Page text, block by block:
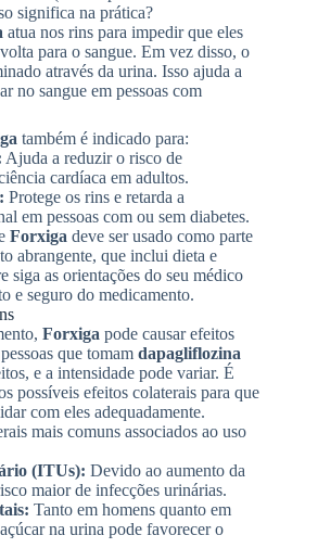
significa na prática?
atua nos rins para impedir que eles
para o sangue. Em vez disso, o
através da urina. Isso ajuda a
no sangue em pessoas com
também é indicado para:
Ajuda a reduzir o risco de
cardíaca em adultos.
Protege os rins e retarda a
em pessoas com ou sem diabetes.
Forxiga deve ser usado como parte
abrangente, que inclui dieta e
siga as orientações do seu médico
e seguro do medicamento.
Forxiga pode causar efeitos
que tomam dapagliflozina
e a intensidade pode variar. É
possíveis efeitos colaterais para que
com eles adequadamente.
mais comuns associados ao uso
(ITUs): Devido ao aumento da
maior de infecções urinárias.
Tanto em homens quanto em
na urina pode favorecer o